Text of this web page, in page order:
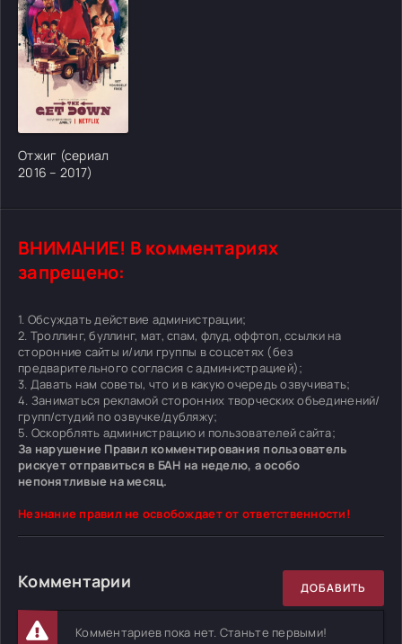
[/xfgiven_cvh_poster_urlcvh_poster_url]
Отжиг (сериал
2016 – 2017)
ВНИМАНИЕ! В комментариях
запрещено:
1. Обсуждать действие администрации;
2. Троллинг, буллинг, мат, спам, флуд, оффтоп, ссылки на
сторонние сайты и/или группы в соцсетях (без
предварительного согласия с администрацией);
3. Давать нам советы, что и в какую очередь озвучивать;
4. Заниматься рекламой сторонних творческих объединений/
групп/студий по озвучке/дубляжу;
5. Оскорблять администрацию и пользователей сайта;
За нарушение Правил комментирования пользователь
рискует отправиться в БАН на неделю, а особо
непонятливые на месяц.
Незнание правил не освобождает от ответственности!
Комментарии ДОБАВИТЬ
Комментариев пока нет. Станьте первыми!